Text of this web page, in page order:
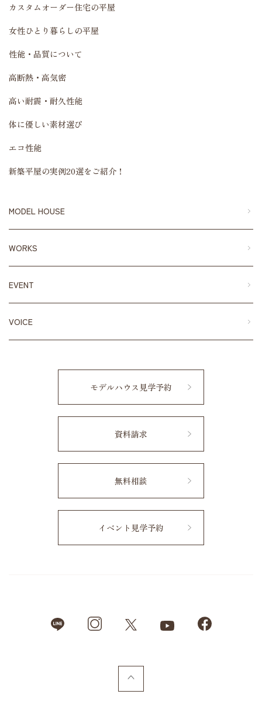
カスタムオーダー住宅の平屋
女性ひとり暮らしの平屋
性能・品質について
高断熱・高気密
高い耐震・耐久性能
体に優しい素材選び
エコ性能
新築平屋の実例20選をご紹介！
MODEL HOUSE
WORKS
EVENT
VOICE
モデルハウス見学予約
資料請求
無料相談
イベント見学予約